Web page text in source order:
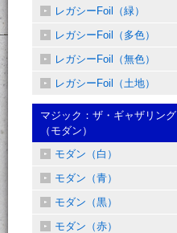
レガシーFoil（緑）
レガシーFoil（多色）
レガシーFoil（無色）
レガシーFoil（土地）
マジック：ザ・ギャザリング
（モダン）
モダン（白）
モダン（青）
モダン（黒）
モダン（赤）